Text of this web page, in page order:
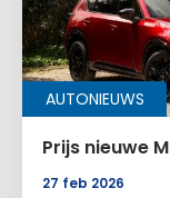
Alternative:
AUTONIEUWS
Prijs nieuwe
27 feb 2026